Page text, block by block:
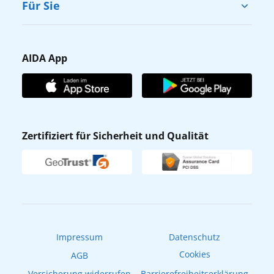
Karriere
Affiliateprogramm
Verhaltens- & Ethikkodex
Newsletter
Für Sie
Gästefragebogen
AIDA Club
AIDA App
AIDA App
Zertifiziert für Sicherheit und Qualität
Impressum
Datenschutz
AGB
Cookies